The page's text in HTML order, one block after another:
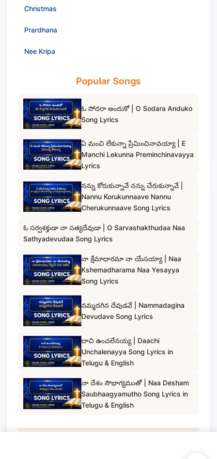
Christmas
Prardhana
Nee Kripa
Popular Songs
ఓ సోదరా అందుకో | O Sodara Anduko
Song Lyrics
ఏ మంచి లేకున్నా ప్రేమించినావయ్యా | E
Manchi Lekunna Preminchinavayya
Lyrics
నన్ను కోరుకున్నావే నన్ను చేరుకున్నావే |
Nannu Korukunnaave Nannu
Cherukunnaave Song Lyrics
ఓ సర్వశక్తుడా నా సత్యదేవుడా | O Sarvashakthudaa Naa
Sathyadevudaa Song Lyrics
నా క్షేమాధారమా నా యేసయ్యా | Naa
Kshemadharama Naa Yesayya
Song Lyrics
నమ్మదగిన దేవుడవే | Nammadagina
Devudave Song Lyrics
దాచి ఉంచలేనయ్య | Daachi
Unchalenayya Song Lyrics in
Telugu & English
నా దేశం సౌభాగ్యముతో | Naa Desham
Saubhaagyamutho Song Lyrics in
Telugu & English